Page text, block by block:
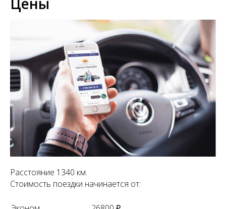
Расстояние 1340 км.
Стоимость поездки начинается от: